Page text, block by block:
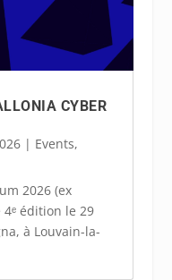
CYBER
| Events,
2026 (ex
édition le 29
à Louvain-la-